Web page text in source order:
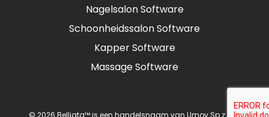
Nagelsalon Software
Schoonheidssalon Software
Kapper Software
Massage Software
© 2026 Belliata™ is een handelsnaam van Umov Sp z o.o.